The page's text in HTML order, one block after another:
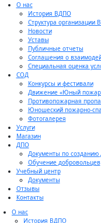
О нас
История ВДПО
Структура организации
Новости
Уставы
Публичные отчеты
Соглашения о
Специальная оценка
СОД
Конкурсы и фестивали
Движение «Юный
Противопожарная
Юношеский пожарно-
Фотогалерея
Услуги
Магазин
ДПО
Документы по
Обучение добровольцев
Учебный центр
Документы
Отзывы
Контакты
О нас
История ВДПО